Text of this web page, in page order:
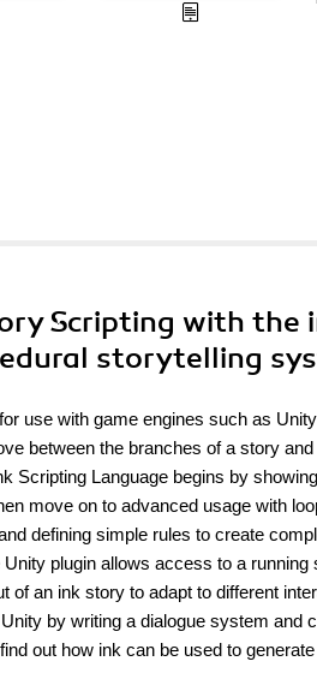
Scripting with the
storytelling
use with game engines such as
between the branches of a story
Scripting Language begins by
move on to advanced usage with
defining simple rules to create
plugin allows access to a
of an ink story to adapt to different
by writing a dialogue system and
out how ink can be used to